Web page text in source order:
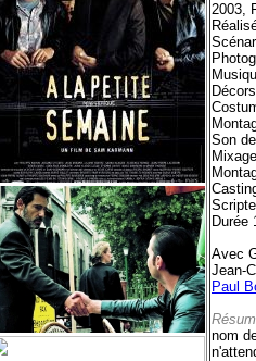
2003,
Son
Durée
Avec
Jean-
Paul
nom